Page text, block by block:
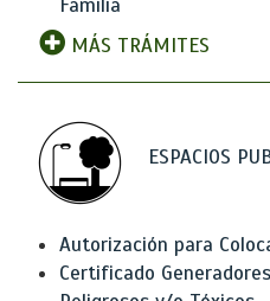
Familia
MÁS TRÁMITES
ESPACIOS
Autorización para
Certificado